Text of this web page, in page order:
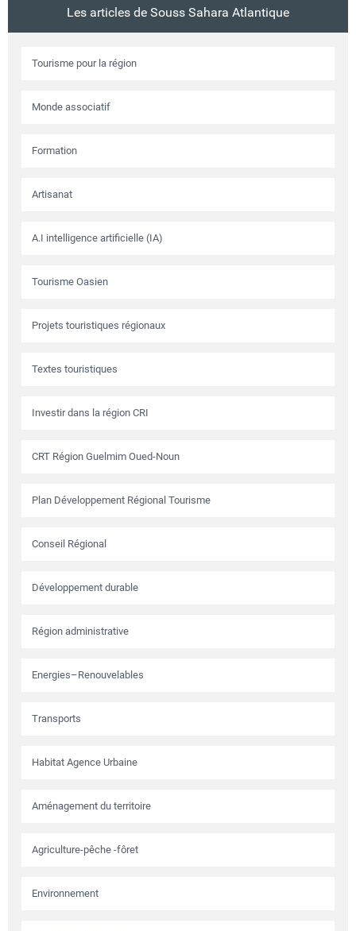
Les articles de Souss Sahara Atlantique
Tourisme pour la région
Monde associatif
Formation
Artisanat
A.I intelligence artificielle (IA)
Tourisme Oasien
Projets touristiques régionaux
Textes touristiques
Investir dans la région CRI
CRT Région Guelmim Oued-Noun
Plan Développement Régional Tourisme
Conseil Régional
Développement durable
Région administrative
Energies–Renouvelables
Transports
Habitat Agence Urbaine
Aménagement du territoire
Agriculture-pêche -fôret
Environnement